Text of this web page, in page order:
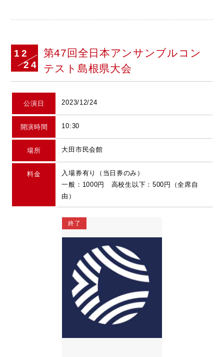
12
24
第47回全日本アンサンブルコン
テスト島根県大会
公演日 2023/12/24
開演時間 10:30
場所 大田市民会館
料金
入場券有り（当日券のみ）
一般：1000円 高校生以下：500円（全席自
由）
終了